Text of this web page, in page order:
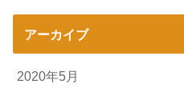
アーカイブ
2020年5月